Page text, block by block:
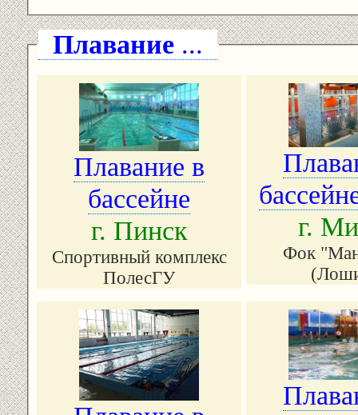
Плавание ...
Плавание в
бассейне
г. Пинск
Спортивный комплекс
ПолесГУ
г.
Фок